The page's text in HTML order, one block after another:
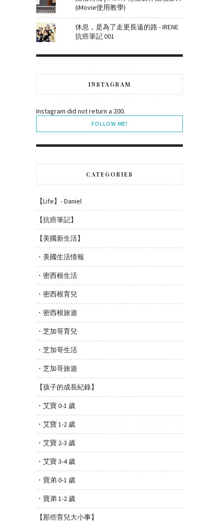
(iMovie使用教學)
休息，是為了走更長遠的路 - IRENE
抗癌筆記 001
INSTAGRAM
Instagram did not return a 200.
FOLLOW ME!
CATEGORIES
【Life】- Daniel
【抗癌筆記】
【美國新生活】
・美國生活情報
・密西根生活
・密西根育兒
・密西根旅遊
・芝加哥育兒
・芝加哥生活
・芝加哥旅遊
【孩子的成長紀錄】
・艾寶 0-1 歲
・艾寶 1-2 歲
・艾寶 2-3 歲
・艾寶 3-4 歲
・寶弟 0-1 歲
・寶弟 1-2 歲
【那些育兒大小事】